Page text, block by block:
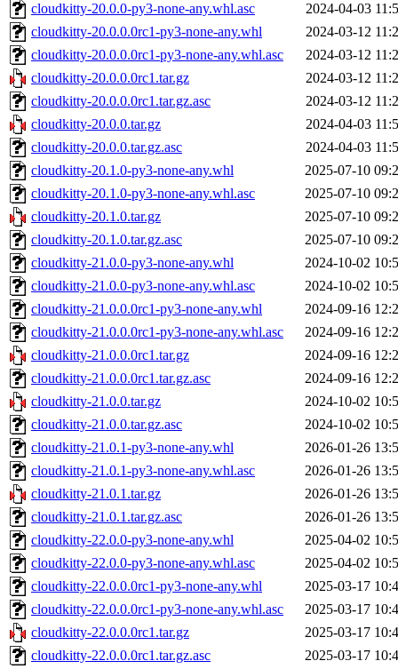
cloudkitty-20.0.0-py3-none-any.whl.asc
2024-04-03
cloudkitty-20.0.0.0rc1-py3-none-any.whl
2024-03-12
cloudkitty-20.0.0.0rc1-py3-none-any.whl.asc
2024-03-12
cloudkitty-20.0.0.0rc1.tar.gz
2024-03-12
cloudkitty-20.0.0.0rc1.tar.gz.asc
2024-03-12
cloudkitty-20.0.0.tar.gz
2024-04-03
cloudkitty-20.0.0.tar.gz.asc
2024-04-03
cloudkitty-20.1.0-py3-none-any.whl
2025-07-10
cloudkitty-20.1.0-py3-none-any.whl.asc
2025-07-10
cloudkitty-20.1.0.tar.gz
2025-07-10
cloudkitty-20.1.0.tar.gz.asc
2025-07-10
cloudkitty-21.0.0-py3-none-any.whl
2024-10-02
cloudkitty-21.0.0-py3-none-any.whl.asc
2024-10-02
cloudkitty-21.0.0.0rc1-py3-none-any.whl
2024-09-16
cloudkitty-21.0.0.0rc1-py3-none-any.whl.asc
2024-09-16
cloudkitty-21.0.0.0rc1.tar.gz
2024-09-16
cloudkitty-21.0.0.0rc1.tar.gz.asc
2024-09-16
cloudkitty-21.0.0.tar.gz
2024-10-02
cloudkitty-21.0.0.tar.gz.asc
2024-10-02
cloudkitty-21.0.1-py3-none-any.whl
2026-01-26
cloudkitty-21.0.1-py3-none-any.whl.asc
2026-01-26
cloudkitty-21.0.1.tar.gz
2026-01-26
cloudkitty-21.0.1.tar.gz.asc
2026-01-26
cloudkitty-22.0.0-py3-none-any.whl
2025-04-02
cloudkitty-22.0.0-py3-none-any.whl.asc
2025-04-02
cloudkitty-22.0.0.0rc1-py3-none-any.whl
2025-03-17
cloudkitty-22.0.0.0rc1-py3-none-any.whl.asc
2025-03-17
cloudkitty-22.0.0.0rc1.tar.gz
2025-03-17
cloudkitty-22.0.0.0rc1.tar.gz.asc
2025-03-17